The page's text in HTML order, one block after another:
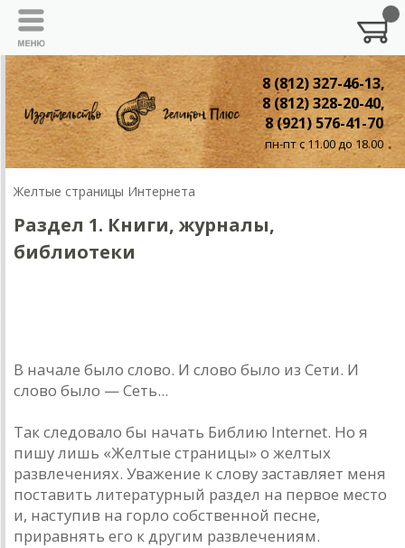
8 (812) 327-46-13,
8 (812) 328-20-40,
8 (921) 576-41-70
пн-пт с 11.00 до 18.00
Желтые страницы Интернета
Раздел 1. Книги, журналы,
библиотеки
В начале было слово. И слово было из Сети. И
слово было — Сеть...
Так следовало бы начать Библию Internet. Но я
пишу лишь «Желтые страницы» о желтых
развлечениях. Уважение к слову заставляет меня
поставить литературный раздел на первое место
и, наступив на горло собственной песне,
приравнять его к другим развлечениям.